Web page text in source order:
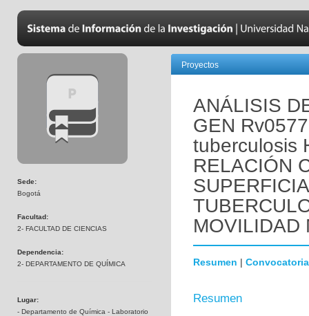
Sede:
Bogotá
Facultad:
2- FACULTAD DE CIENCIAS
Dependencia:
2- DEPARTAMENTO DE QUÍMICA
Lugar:
- Departamento de Química - Laboratorio
Proyectos
ANÁLISIS
GEN
tuberculosis
RELACIÓN
MOVILIDAD
Resumen | Convocatoria
Resumen